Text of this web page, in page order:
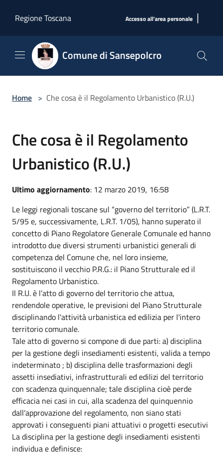
Regione Toscana
Accesso all'area personale |
Comune di Sansepolcro
Home > Che cosa è il Regolamento Urbanistico (R.U.)
Che cosa è il Regolamento
Urbanistico (R.U.)
Ultimo aggiornamento: 12 marzo 2019, 16:58
Le leggi regionali toscane sul “governo del territorio” (L.R.T.
5/95 e, successivamente, L.R.T. 1/05), hanno superato il
concetto di Piano Regolatore Generale Comunale ed hanno
introdotto due diversi strumenti urbanistici generali di
competenza del Comune che, nel loro insieme,
sostituiscono il vecchio P.R.G.: il Piano Strutturale ed il
Regolamento Urbanistico.
Il R.U. è l’atto di governo del territorio che attua,
rendendole operative, le previsioni del Piano Strutturale
disciplinando l'attività urbanistica ed edilizia per l'intero
territorio comunale.
Tale atto di governo si compone di due parti: a) disciplina
per la gestione degli insediamenti esistenti, valida a tempo
indeterminato ; b) disciplina delle trasformazioni degli
assetti insediativi, infrastrutturali ed edilizi del territorio
con scadenza quinquennale; tale disciplina cioè perde
efficacia nei casi in cui, alla scadenza del quinquennio
dall'approvazione del regolamento, non siano stati
approvati i conseguenti piani attuativi o progetti esecutivi
La disciplina per la gestione degli insediamenti esistenti
individua e definisce: